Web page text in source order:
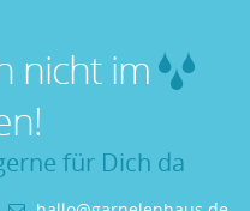
nicht im
für Dich da